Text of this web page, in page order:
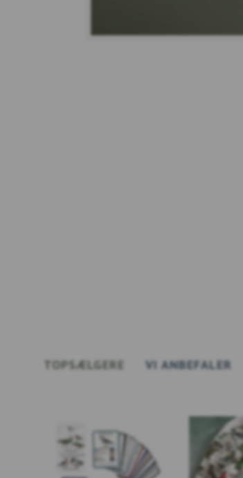
TOPSÆLGERE VI ANBEFALER